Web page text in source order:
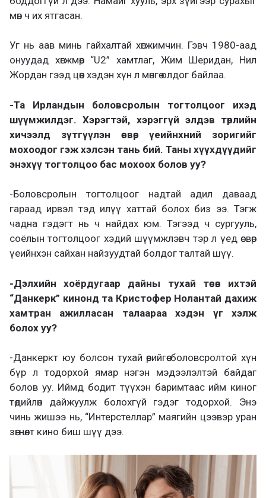
мөн ч их ятгасан.
Уг нь аав минь гайхалтай хөгжимчин. Гэвч 1980-аад
онуудад хөгжмөөр “U2” хамтлаг, Жим Шеридан, Нил
Жордан гээд цөөн хэдэн хүн л мөнгө олдог байлаа.
-Та Ирландын боловсролын тогтолцоог ихэд
шүүмжилдэг. Хэрэгтэй, хэрэггүй элдэв төрлийн
хичээлд зүтгүүлэн өсвөр үеийнхний зоригийг
мохоодог гэж хэлсэн тань бий. Таны хүүхдүүдийг
энэхүү тогтолцоо бас мохоох болов уу?
-Боловсролын тогтолцоог надтай адил даваад
гараад ирвэл тэд илүү хаттай болох биз ээ. Тэгж
чадна гэдэгт нь ч найдах юм. Тэгээд ч сургууль,
соёлын тогтолцоог хэдий шүүмжлэвч тэр л үед өсвөр
үеийнхэн сайхан найзуудтай болдог талтай шүү.
-Дэлхийн хоёрдугаар дайны тухай төсөв ихтэй
“Данкерк” кинонд та Кристофер Нолантай дахиж
хамтран ажилласан талаараа хэдэн үг хэлж
болох уу?
-Данкеркт юу болсон тухай өөрийгөө боловсролтой хүн
бүр л тодорхой ямар нэгэн мэдээлэлтэй байдаг
болов уу. Иймд бодит түүхэн баримтаас ийм киног
төдийлөн дайжуулж болохгүй гэдэг тодорхой. Энэ
чинь жишээ нь, “Интерстеллар” маягийн цээвэр уран
зөгнөлт кино биш шүү дээ.